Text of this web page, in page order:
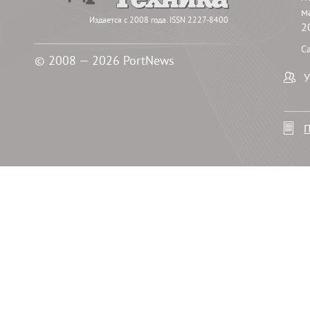
Издается с 2008 года. ISSN 2227-8400
© 2008 — 2026 PortNews